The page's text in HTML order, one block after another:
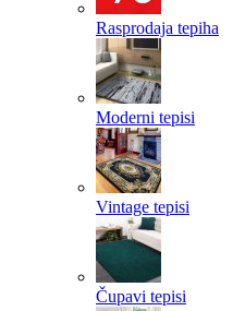
Rasprodaja tepiha
Moderni tepisi
Vintage tepisi
Čupavi tepisi